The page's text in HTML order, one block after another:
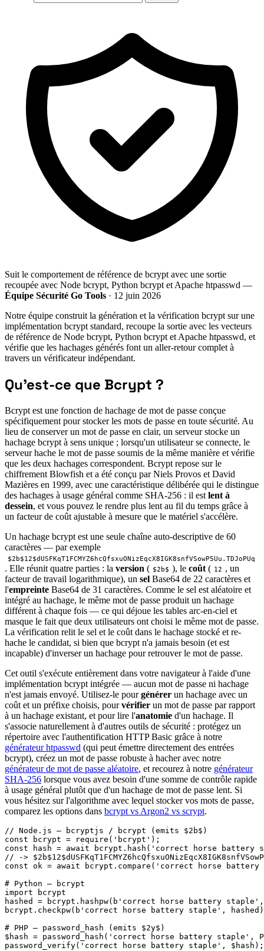
Suit le comportement de référence de bcrypt avec une sortie
recoupée avec Node bcrypt, Python bcrypt et Apache htpasswd —
Équipe Sécurité Go Tools · 12 juin 2026
Notre équipe construit la génération et la vérification bcrypt sur une
implémentation bcrypt standard, recoupe la sortie avec les vecteurs
de référence de Node bcrypt, Python bcrypt et Apache htpasswd, et
vérifie que les hachages générés font un aller-retour complet à
travers un vérificateur indépendant.
Qu'est-ce que Bcrypt ?
Bcrypt est une fonction de hachage de mot de passe conçue
spécifiquement pour stocker les mots de passe en toute sécurité. Au
lieu de conserver un mot de passe en clair, un serveur stocke un
hachage bcrypt à sens unique ; lorsqu'un utilisateur se connecte, le
serveur hache le mot de passe soumis de la même manière et vérifie
que les deux hachages correspondent. Bcrypt repose sur le
chiffrement Blowfish et a été conçu par Niels Provos et David
Mazières en 1999, avec une caractéristique délibérée qui le distingue
des hachages à usage général comme SHA-256 : il est lent à
dessein, et vous pouvez le rendre plus lent au fil du temps grâce à
un facteur de coût ajustable à mesure que le matériel s'accélère.
Un hachage bcrypt est une seule chaîne auto-descriptive de 60
caractères — par exemple
$2b$12$dUSFKqT1FCMYZ6hcQfsxuONizEqcX8IGK8snfVSowP5Uu.TDJoPUq
. Elle réunit quatre parties : la version ( $2b$ ), le coût( 12 , un
facteur de travail logarithmique), un sel Base64 de 22 caractères et
l'empreinte Base64 de 31 caractères. Comme le sel est aléatoire et
intégré au hachage, le même mot de passe produit un hachage
différent à chaque fois — ce qui déjoue les tables arc-en-ciel et
masque le fait que deux utilisateurs ont choisi le même mot de passe.
La vérification relit le sel et le coût dans le hachage stocké et re-
hache le candidat, si bien que bcrypt n'a jamais besoin (et est
incapable) d'inverser un hachage pour retrouver le mot de passe.
Cet outil s'exécute entièrement dans votre navigateur à l'aide d'une
implémentation bcrypt intégrée — aucun mot de passe ni hachage
n'est jamais envoyé. Utilisez-le pourgénérer un hachage avec un
coût et un préfixe choisis, pourvérifier un mot de passe par rapport
à un hachage existant, et pour lire l'anatomie d'un hachage. Il
s'associe naturellement à d'autres outils de sécurité : protégez un
répertoire avec l'authentification HTTP Basic grâce à notre
générateur htpasswd (qui peut émettre directement des entrées
bcrypt), créez un mot de passe robuste à hacher avec notre
générateur de mot de passe aléatoire, et recourez à notre générateur
SHA-256 lorsque vous avez besoin d'une somme de contrôle rapide
à usage général plutôt que d'un hachage de mot de passe lent. Si
vous hésitez sur l'algorithme avec lequel stocker vos mots de passe,
comparez les options dans bcrypt vs Argon2 vs scrypt.
// Node.js — bcryptjs / bcrypt (emits $2b$)
const bcrypt = require('bcrypt');
const hash = await bcrypt.hash('correct horse
// ->
const ok = await bcrypt.compare('correct horse
# Python — bcrypt
import bcrypt
hashed = bcrypt.hashpw(b'correct horse battery
bcrypt.checkpw(b'correct horse battery staple',
# PHP — password_hash (emits $2y$)
$hash = password_hash('correct horse battery staple',
password_verify('correct horse battery staple',